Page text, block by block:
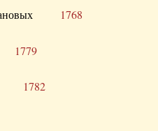
1768
1779
1782